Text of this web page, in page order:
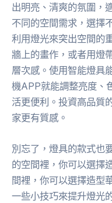
出明亮、清爽的氛圍，
不同的空間需求，選擇
利用燈光來突出空間的
牆上的畫作，或者用燈
層次感。使用智能燈具
機APP就能調整亮度、
活更便利。投資高品
家更有質感。
別忘了，燈具的款式也
的空間裡，你可以選擇
間裡，你可以選擇造型
一些小技巧來提升燈光